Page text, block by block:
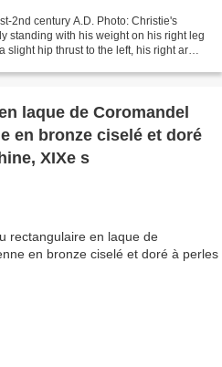
2nd century A.D. Photo: Christie's
standing with his weight on his right leg
slight hip thrust to the left, his right arm
laque de Coromandel
en bronze ciselé et doré
XIXe s